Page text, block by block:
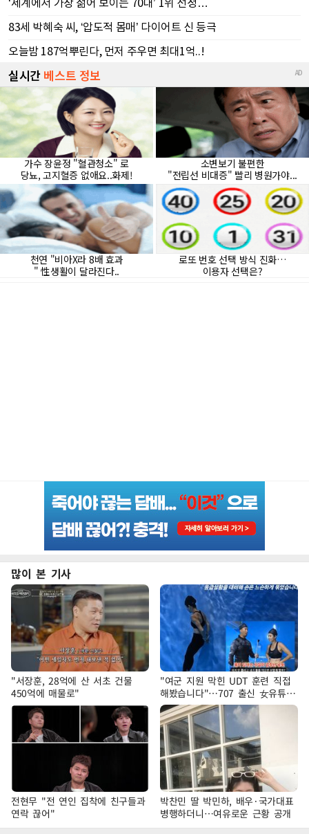
많이 본 기사
"서장훈, 28억에 산 서초 건물
450억에 매물로"
"여군 지원 막힌 UDT 훈련 직접
해봤습니다"…707 출신 女유튜버
'완벽 소화'
전현무 "전 연인 집착에 친구들과
연락 끊어"
박찬민 딸 박민하, 배우·국가대표
병행하더니…여유로운 근황 공개